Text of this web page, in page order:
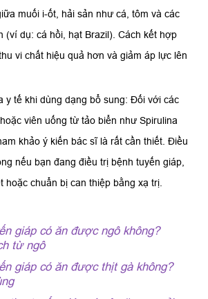
muối i-ốt, hải sản như cá, tôm và các
(ví dụ: cá hồi, hạt Brazil). Cách kết hợp
vi chất hiệu quả hơn và giảm áp lực lên
y tế khi dùng dạng bổ sung: Đối với các
viên uống từ tảo biển như Spirulina
khảo ý kiến bác sĩ là rất cần thiết. Điều
nếu bạn đang điều trị bệnh tuyến giáp,
hoặc chuẩn bị can thiệp bằng xạ trị.
giáp có ăn được ngô không?
từ ngô
giáp có ăn được thịt gà không?